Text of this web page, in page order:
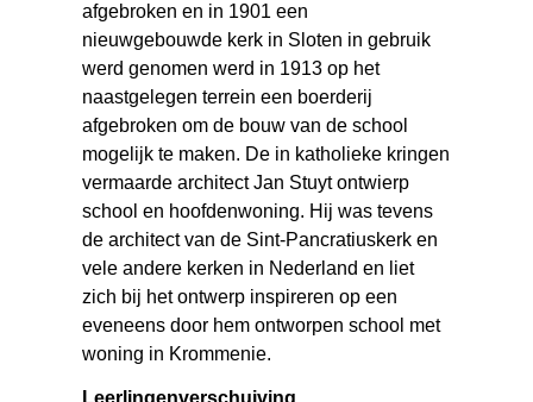
afgebroken en in 1901 een
nieuwgebouwde kerk in Sloten in gebruik
werd genomen werd in 1913 op het
naastgelegen terrein een boerderij
afgebroken om de bouw van de school
mogelijk te maken. De in katholieke kringen
vermaarde architect Jan Stuyt ontwierp
school en hoofdenwoning. Hij was tevens
de architect van de Sint-Pancratiuskerk en
vele andere kerken in Nederland en liet
zich bij het ontwerp inspireren op een
eveneens door hem ontworpen school met
woning in Krommenie.